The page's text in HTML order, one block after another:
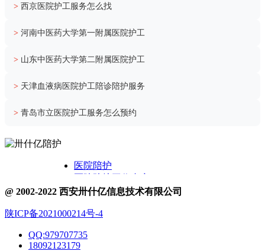
> 西京医院护工服务怎么找
> 河南中医药大学第一附属医院护工
> 山东中医药大学第二附属医院护工
> 天津血液病医院护工陪诊陪护服务
> 青岛市立医院护工服务怎么预约
医院陪护
关于卅什亿
医院护工服务
医院陪诊
@ 2002-2022 西安卅什亿信息技术有限公司
陕ICP备2021000214号-4
QQ:979707735
18092123179